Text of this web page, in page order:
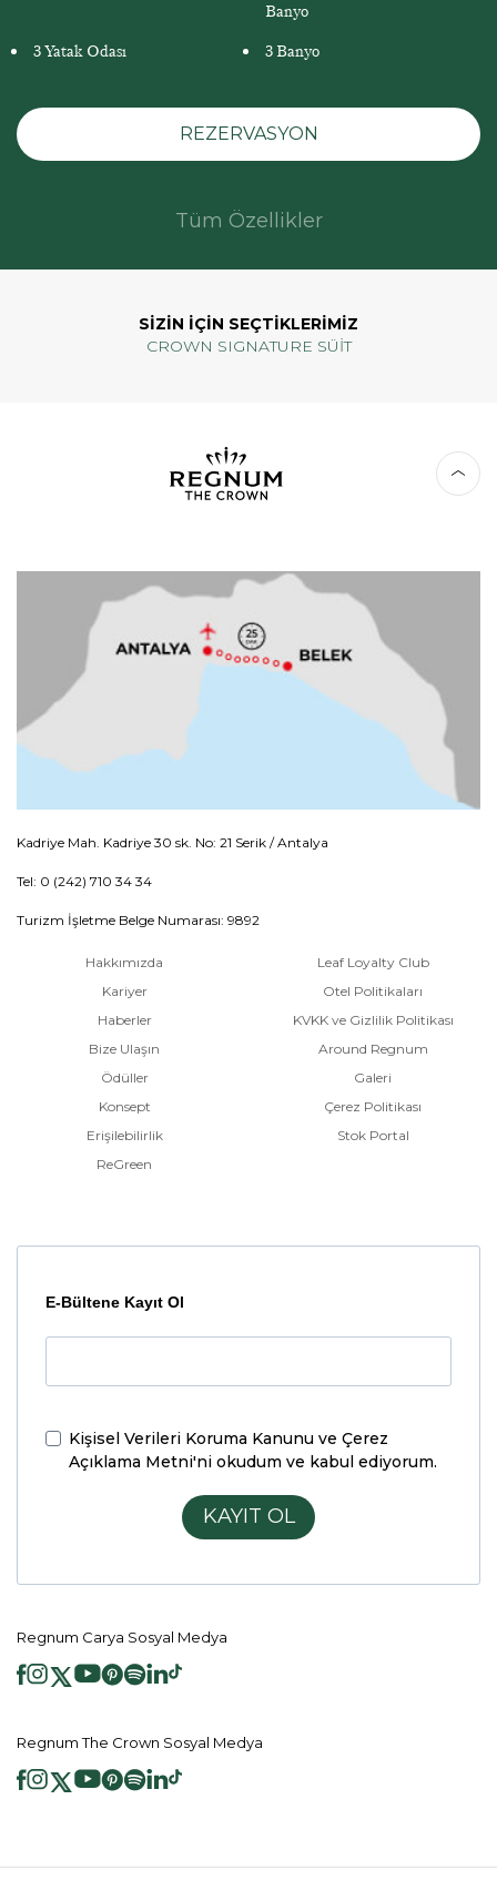
Banyo
3 Yatak Odası
3 Banyo
REZERVASYON
Tüm Özellikler
SİZİN İÇİN SEÇTİKLERİMİZ
CROWN SIGNATURE SÜİT
Kadriye Mah. Kadriye 30 sk. No: 21 Serik / Antalya
Tel: 0 (242) 710 34 34
Turizm İşletme Belge Numarası: 9892
Hakkımızda
Kariyer
Haberler
Bize Ulaşın
Ödüller
Konsept
Erişilebilirlik
ReGreen
Leaf Loyalty Club
Otel Politikaları
KVKK ve Gizlilik Politikası
Around Regnum
Galeri
Çerez Politikası
Stok Portal
E-Bültene Kayıt Ol
Kişisel Verileri Koruma Kanunu ve Çerez
Açıklama Metni'ni okudum ve kabul ediyorum.
KAYIT OL
Regnum Carya Sosyal Medya
Regnum The Crown Sosyal Medya